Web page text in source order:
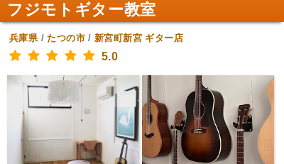
フジモトギター教室
兵庫県/たつの市/新宮町新宮 ギター店
5.0